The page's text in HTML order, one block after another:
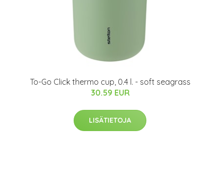
To-Go Click thermo cup, 0.4 l. - soft seagrass
30.59 EUR
LISÄTIETOJA